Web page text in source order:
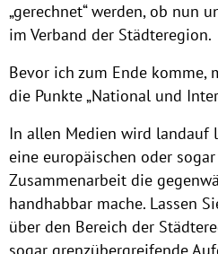
„gerechnet“ werden, ob nun
im Verband der Städteregion.
Bevor ich zum Ende komme,
die Punkte „National und
In allen Medien wird landauf
eine europäischen oder
Zusammenarbeit die
handhabbar mache. Lassen
über den Bereich der